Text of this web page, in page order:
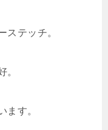
テッチ。
す。